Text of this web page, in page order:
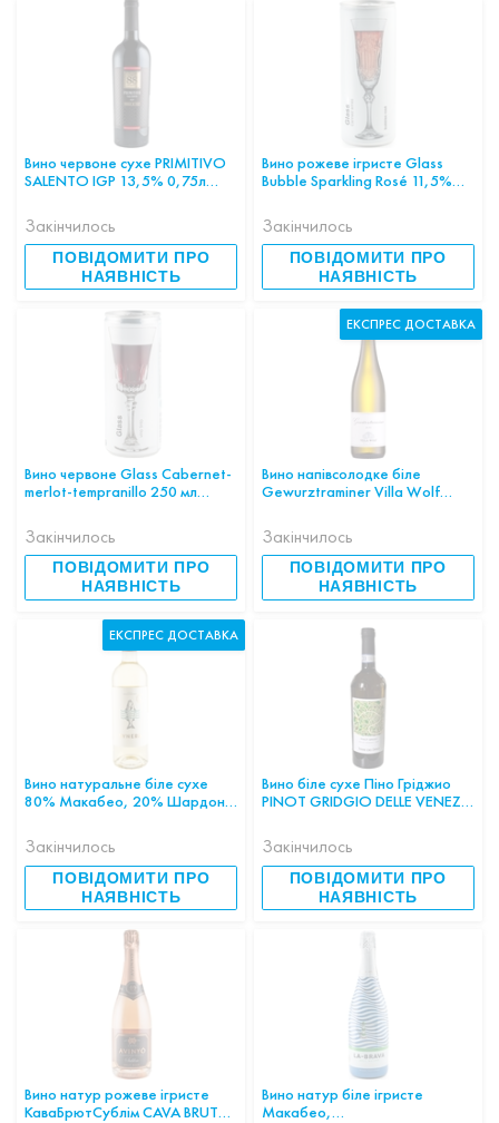
Вино червоне сухе PRIMITIVO
SALENTO IGP 13,5% 0,75л
Закінчилось
ПОВІДОМИТИ ПРО
НАЯВНІСТЬ
Вино рожеве ігристе Glass
Bubble Sparkling Rosé 11,5%
Закінчилось
ПОВІДОМИТИ ПРО
НАЯВНІСТЬ
Вино червоне Glass Cabernet-
merlot-tempranillo 250 мл
Закінчилось
ПОВІДОМИТИ ПРО
НАЯВНІСТЬ
Вино напівсолодке біле
Gewurztraminer Villa Wolf
Закінчилось
ПОВІДОМИТИ ПРО
НАЯВНІСТЬ
ЕКСПРЕС ДОСТАВКА
Вино натуральне біле сухе
80% Макабео, 20% Шардоне
12% ІСПАНІЯ
Закінчилось
ПОВІДОМИТИ ПРО
НАЯВНІСТЬ
ЕКСПРЕС ДОСТАВКА
Вино біле сухе Піно Гріджио
PINOT GRIDGIO DELLE VENEZIE
Закінчилось
ПОВІДОМИТИ ПРО
НАЯВНІСТЬ
Вино натур рожеве ігристе
КаваБрютСублім CAVA BRUT
Вино натур біле ігристе
Макабео,